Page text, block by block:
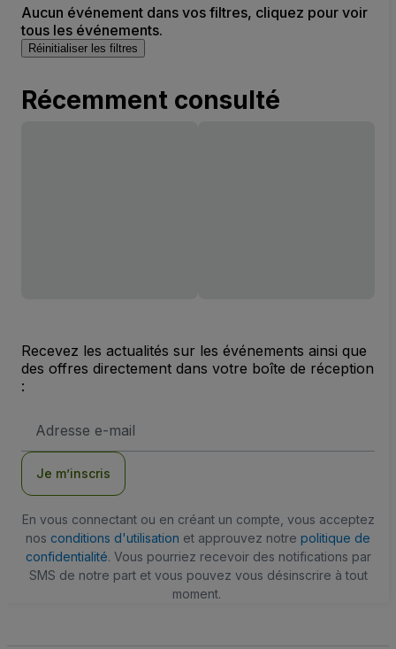
Aucun événement dans vos filtres, cliquez pour voir
tous les événements.
Réinitialiser les filtres
Récemment consulté
Recevez les actualités sur les événements ainsi que
des offres directement dans votre boîte de réception
:
e-
Je m’inscris
En vous connectant ou en créant un compte, vous acceptez
nos conditions d'utilisation et approuvez notre politique de
confidentialité. Vous pourriez recevoir des notifications par
SMS de notre part et vous pouvez vous désinscrire à tout
moment.